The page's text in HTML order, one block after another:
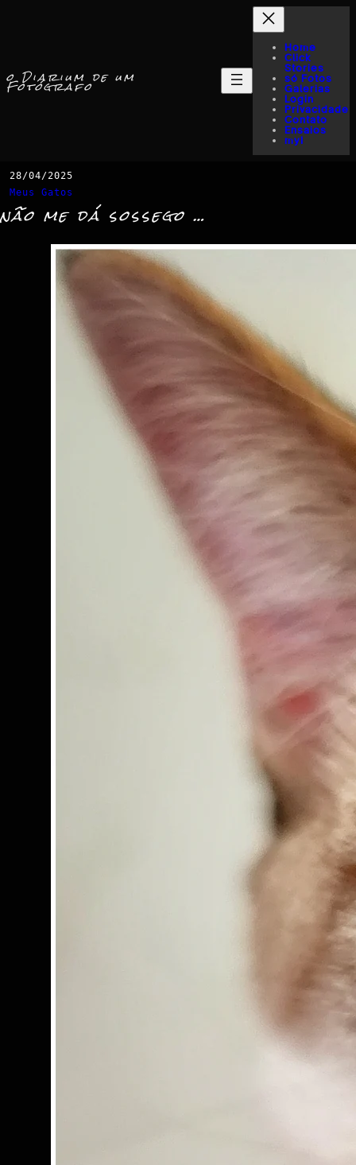
o Diarium de um
Fotógrafo
Home
Click
Stories
só Fotos
Galerias
Login
Privacidade
Contato
Ensaios
myI
28/04/2025
Meus Gatos
não me dá sossego …